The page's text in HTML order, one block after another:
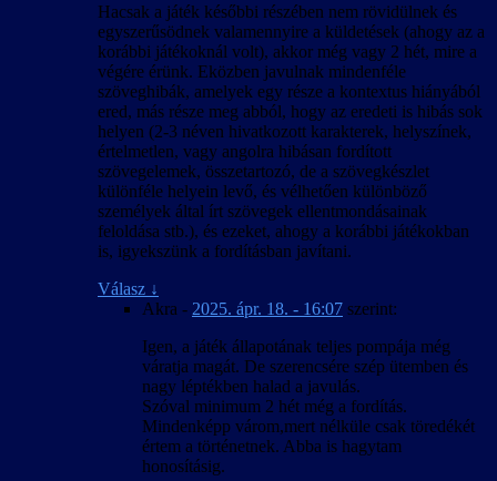
Hacsak a játék későbbi részében nem rövidülnek és
egyszerűsödnek valamennyire a küldetések (ahogy az a
korábbi játékoknál volt), akkor még vagy 2 hét, mire a
végére érünk. Eközben javulnak mindenféle
szöveghibák, amelyek egy része a kontextus hiányából
ered, más része meg abból, hogy az eredeti is hibás sok
helyen (2-3 néven hivatkozott karakterek, helyszínek,
értelmetlen, vagy angolra hibásan fordított
szövegelemek, összetartozó, de a szövegkészlet
különféle helyein levő, és vélhetően különböző
személyek által írt szövegek ellentmondásainak
feloldása stb.), és ezeket, ahogy a korábbi játékokban
is, igyekszünk a fordításban javítani.
Válasz ↓
Akra - 2025. ápr. 18. - 16:07 szerint:
Igen, a játék állapotának teljes pompája még
váratja magát. De szerencsére szép ütemben és
nagy léptékben halad a javulás.
Szóval minimum 2 hét még a fordítás.
Mindenképp várom,mert nélküle csak töredékét
értem a történetnek. Abba is hagytam
honosításig.